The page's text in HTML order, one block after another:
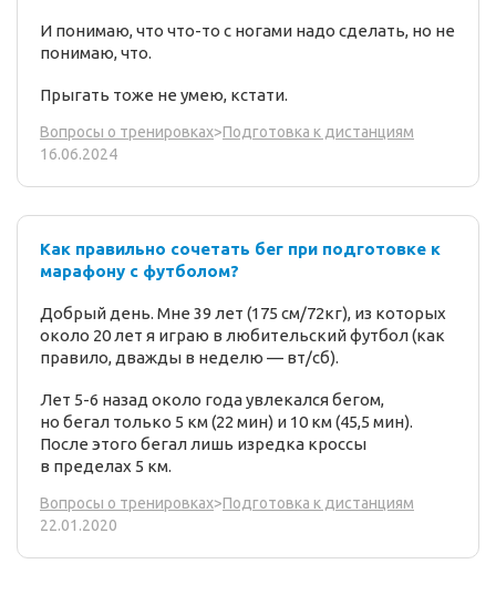
И понимаю, что что-то с ногами надо сделать, но не
понимаю, что.
Прыгать тоже не умею, кстати.
Вопросы о тренировках>Подготовка к дистанциям
16.06.2024
Как правильно сочетать бег при подготовке к
марафону с футболом?
Добрый день. Мне 39 лет (175 см/72кг), из которых
около 20 лет я играю в любительский футбол (как
правило, дважды в неделю — вт/сб).
Лет 5-6 назад около года увлекался бегом,
но бегал только 5 км (22 мин) и 10 км (45,5 мин).
После этого бегал лишь изредка кроссы
в пределах 5 км.
Вопросы о тренировках>Подготовка к дистанциям
22.01.2020